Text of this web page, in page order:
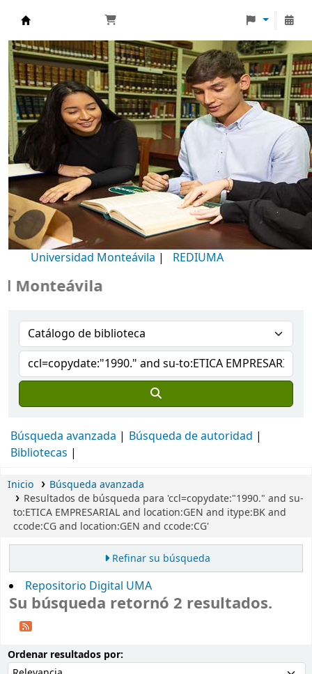
Biblioteca Universidad Monteávila
Universidad Monteávila | REDIUMA
Búsqueda avanzada
Búsqueda de autoridad
Bibliotecas
Inicio
Búsqueda avanzada
Resultados de búsqueda para 'ccl=copydate:"1990." and su-
to:ETICA EMPRESARIAL and location:GEN and itype:BK and
ccode:CG and location:GEN and ccode:CG'
Refinar su búsqueda
Repositorio Digital UMA
Su búsqueda retornó 2 resultados.
Ordenar resultados por: